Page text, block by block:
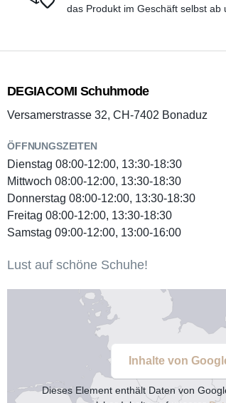
das Produkt im Geschäft selbst ab
DEGIACOMI Schuhmode
Versamerstrasse 32, CH-7402 Bonaduz
ÖFFNUNGSZEITEN
Dienstag 08:00-12:00, 13:30-18:30
Mittwoch 08:00-12:00, 13:30-18:30
Donnerstag 08:00-12:00, 13:30-18:30
Freitag 08:00-12:00, 13:30-18:30
Samstag 09:00-12:00, 13:00-16:00
Lust auf schöne Schuhe!
Inhalte von
Dieses Element enthält Daten von